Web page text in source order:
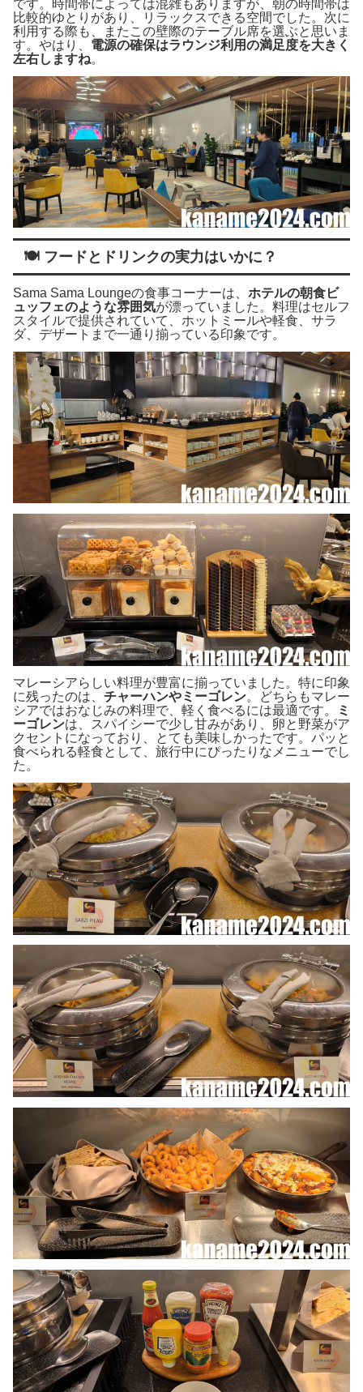
です。時間帯によっては混雑もありますが、朝の時間帯は
比較的ゆとりがあり、リラックスできる空間でした。次に
利用する際も、またこの壁際のテーブル席を選ぶと思いま
す。やはり、 電源の確保はラウンジ利用の満足度を大きく
左右しますね。
🍽️ フードとドリンクの実力はいかに？
Sama Sama Loungeの食事コーナーは、 ホテルの朝食ビ
ュッフェのような雰囲気が漂っていました。料理はセルフ
スタイルで提供されていて、ホットミールや軽食、サラ
ダ、デザートまで一通り揃っている印象です。
マレーシアらしい料理が豊富に揃っていました。特に印象
に残ったのは、 チャーハンやミーゴレン。どちらもマレー
シアではおなじみの料理で、軽く食べるには最適です。
ミ
ーゴレンは、スパイシーで少し甘みがあり、卵と野菜がア
クセントになっており、とても美味しかったです。パッと
食べられる軽食として、旅行中にぴったりなメニューでし
た。